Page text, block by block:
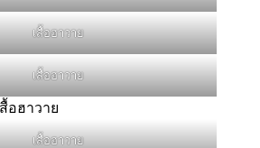
เสื้อฮาวาย
เสื้อฮาวาย
เสื้อฮาวาย